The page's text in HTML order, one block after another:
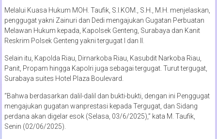
Melalui Kuasa Hukum MOH. Taufik, S.I.KOM., S.H., M.H. menjelaskan,
penggugat yakni Zainuri dan Dedi mengajukan Gugatan Perbuatan
Melawan Hukum kepada, Kapolsek Genteng, Surabaya dan Kanit
Reskrim Polsek Genteng yakni tergugat I dan II.
Selain itu, Kapolda Riau, Dirnarkoba Riau, Kasubdit Narkoba Riau,
Panit, Propam hingga Kapolri juga sebagai tergugat. Turut tergugat,
Surabaya suites Hotel Plaza Boulevard.
“Bahwa berdasarkan dalil-dalil dan bukti-bukti, dengan ini Penggugat
mengajukan gugatan wanprestasi kepada Tergugat, dan Sidang
perdana akan digelar esok (Selasa, 03/6/2025),” kata M. Taufik,
Senin (02/06/2025).